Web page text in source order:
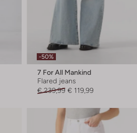
-50%
7 For All Mankind
Flared jeans
€ 239,99 € 119,99